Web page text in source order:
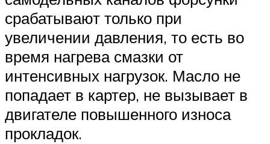
срабатывают только при
увеличении давления, то есть во
время нагрева смазки от
интенсивных нагрузок. Масло не
попадает в картер, не вызывает в
двигателе повышенного износа
прокладок.